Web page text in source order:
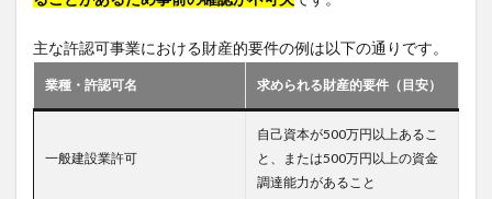
主な許認可事業における財産的要件の例は以下の通りです。
業種・許認可名 求められる財産的要件（目安）
一般建設業許可
自己資本が500万円以上あるこ
と、または500万円以上の資金
調達能力があること